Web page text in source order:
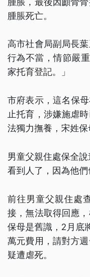
腫脹死亡。
高市社會局副局長
行為不當，情節嚴
家托育登記。」
市府表示，這名保
止托育，涉嫌施虐
法獨力撫養，宋姓保
男童父親住處保全
看到人了，因為他們
前往男童父親住處
接，無法取得回應
保母是舊識，2月底
萬元費用，請對方
疑遭虐死。